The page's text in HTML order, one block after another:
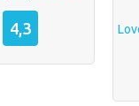
4,3